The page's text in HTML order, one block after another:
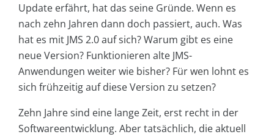
Update erfährt, hat das seine Gründe. Wenn es
nach zehn Jahren dann doch passiert, auch. Was
hat es mit JMS 2.0 auf sich? Warum gibt es eine
neue Version? Funktionieren alte JMS-
Anwendungen weiter wie bisher? Für wen lohnt es
sich frühzeitig auf diese Version zu setzen?
Zehn Jahre sind eine lange Zeit, erst recht in der
Softwareentwicklung. Aber tatsächlich, die aktuell